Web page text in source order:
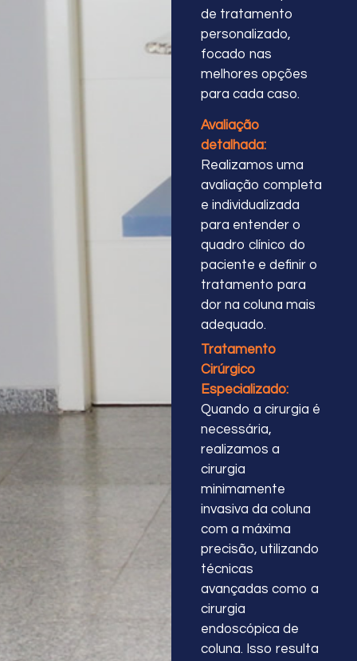
de tratamento
personalizado,
focado nas
melhores opções
para cada caso.
Avaliação
detalhada:
Realizamos uma
avaliação completa
e individualizada
para entender o
quadro clínico do
paciente e definir o
tratamento para
dor na coluna mais
adequado.
Tratamento
Cirúrgico
Especializado:
Quando a cirurgia é
necessária,
realizamos a
cirurgia
minimamente
invasiva da coluna
com a máxima
precisão, utilizando
técnicas
avançadas como a
cirurgia
endoscópica de
coluna. Isso resulta